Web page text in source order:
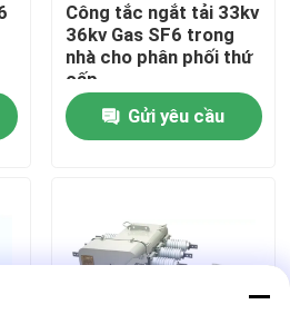
phối điện
Công tắc ngắt tải 33kv
36kv Gas SF6 trong
nhà cho phân phối thứ
cấp
Gửi yêu cầu